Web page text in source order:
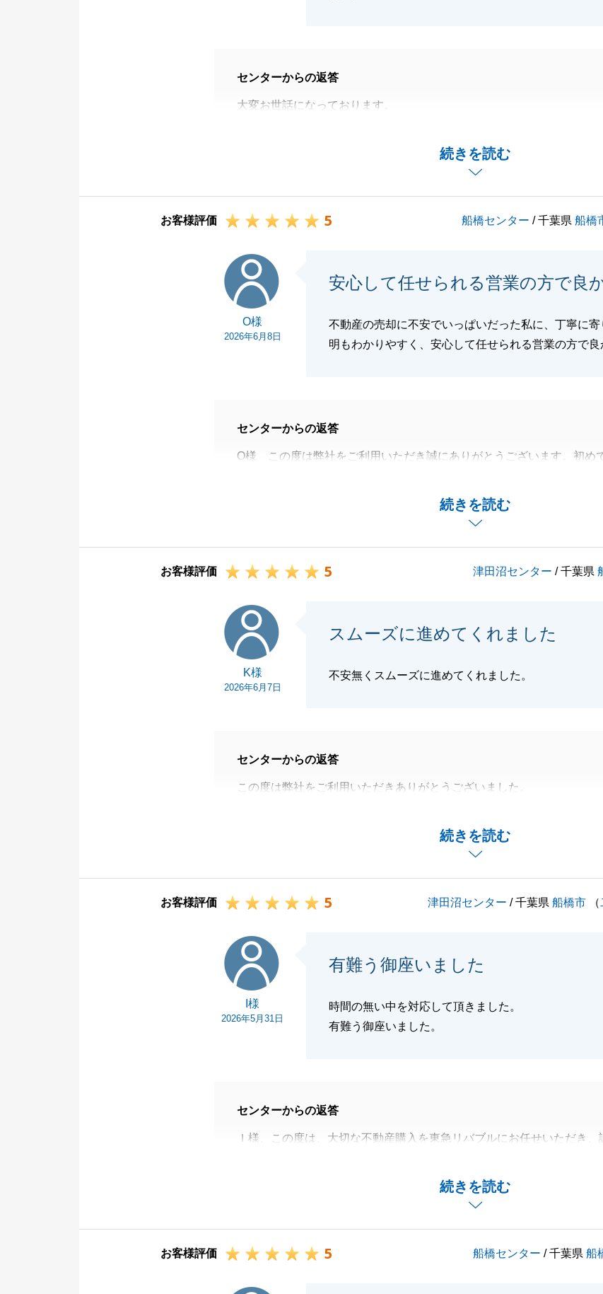
続きを読む
センターからの返答
大変お世話になっております。
今回は特にスピード感が求められる案件でございました。
それにもかかわらず、M様の迅速かつ丁寧なご対応のおかげで、終始安
また機会がございましたら、ぜひご一緒させていただけますと幸いです
閉じる
お客様評価 5 船橋センター / 千葉県船橋
O様
2026年6月8日
安心して任せられる営業の方で良
不動産の売却に不安でいっぱいだった私に、丁寧に
明もわかりやすく、安心して任せられる営業の方で良
続きを読む
センターからの返答
O様 この度は弊社をご利用いただき誠にありがとうございます。初め
するお手伝いができたのであれば、これほど嬉しいことはありません。
方こそ、いつもご丁寧にご対応いただき深く感謝しております。
閉じる
お客様評価 5 津田沼センター / 千葉県
K様
2026年6月7日
スムーズに進めてくれました
不安無くスムーズに進めてくれました。
続きを読む
センターからの返答
この度は弊社をご利用いただきありがとうございました。
引渡後もしっかりとサポートさせていただきますので、どうぞよろしく
お客様評価 5 津田沼センター / 千葉県船橋市 （
I様
2026年5月31日
有難う御座いました
時間の無い中を対応して頂きました。
有難う御座いました。
続きを読む
センターからの返答
Ｉ様、この度は、大切な不動産購入を東急リバブルにお任せいただき、
ご決済に至るまでに、ご不安やご心配をお掛けして、大変申し訳ござい
Ｉ様の今後のご健勝とご多幸をお祈り申し上げます。
お客様評価 5 船橋センター / 千葉県船